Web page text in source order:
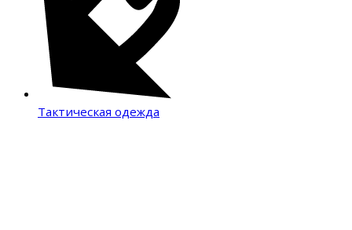
Тактическая одежда